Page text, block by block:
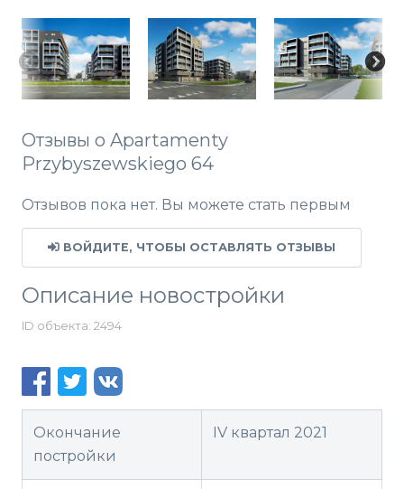
Отзывы о Apartamenty
Przybyszewskiego 64
Отзывов пока нет. Вы можете стать первым
ВОЙДИТЕ, ЧТОБЫ ОСТАВЛЯТЬ ОТЗЫВЫ
Описание новостройки
ID объекта: 2494
Окончание
постройки
IV квартал 2021